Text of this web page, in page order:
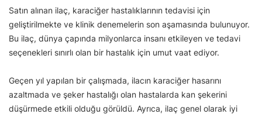
Satın alınan ilaç, karaciğer hastalıklarının tedavisi için
geliştirilmekte ve klinik denemelerin son aşamasında bulunuyor.
Bu ilaç, dünya çapında milyonlarca insanı etkileyen ve tedavi
seçenekleri sınırlı olan bir hastalık için umut vaat ediyor.
Geçen yıl yapılan bir çalışmada, ilacın karaciğer hasarını
azaltmada ve şeker hastalığı olan hastalarda kan şekerini
düşürmede etkili olduğu görüldü. Ayrıca, ilaç genel olarak iyi